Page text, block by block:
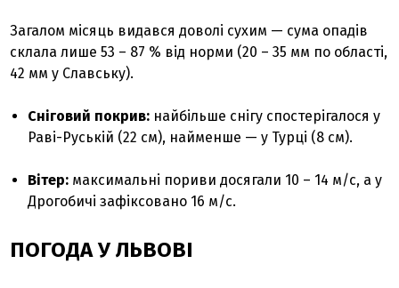
Загалом місяць видався доволі сухим — сума опадів
склала лише 53 – 87 % від норми (20 – 35 мм по області,
42 мм у Славську).
Сніговий покрив: найбільше снігу спостерігалося у
Раві-Руській (22 см), найменше — у Турці (8 см).
Вітер: максимальні пориви досягали 10 – 14 м/с, а у
Дрогобичі зафіксовано 16 м/с.
ПОГОДА У ЛЬВОВІ